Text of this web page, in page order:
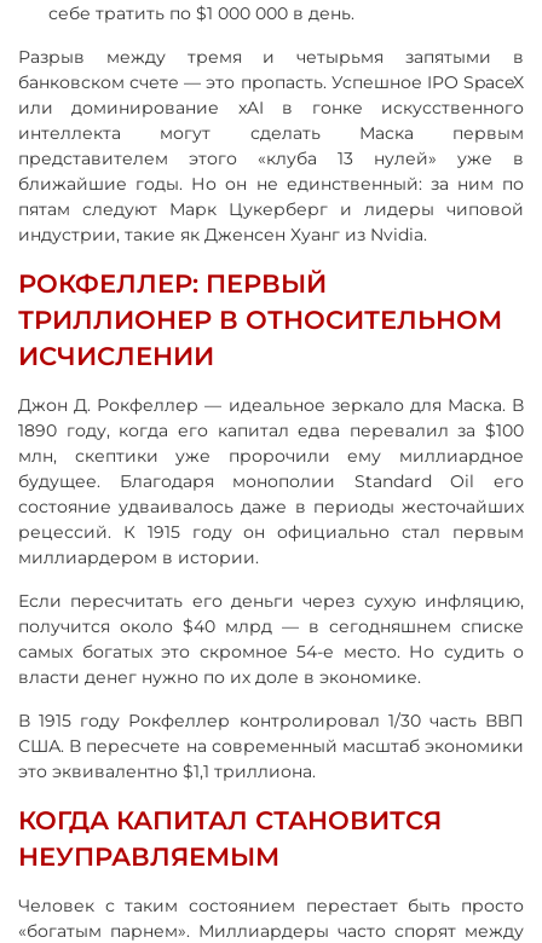
себе тратить по $1 000 000 в день.
Разрыв между тремя и четырьмя запятыми в
банковском счете — это пропасть. Успешное IPO SpaceX
или доминирование xAI в гонке искусственного
интеллекта могут сделать Маска первым
представителем этого «клуба 13 нулей» уже в
ближайшие годы. Но он не единственный: за ним по
пятам следуют Марк Цукерберг и лидеры чиповой
индустрии, такие як Дженсен Хуанг из Nvidia.
РОКФЕЛЛЕР: ПЕРВЫЙ
ТРИЛЛИОНЕР В ОТНОСИТЕЛЬНОМ
ИСЧИСЛЕНИИ
Джон Д. Рокфеллер — идеальное зеркало для Маска. В
1890 году, когда его капитал едва перевалил за $100
млн, скептики уже пророчили ему миллиардное
будущее. Благодаря монополии Standard Oil его
состояние удваивалось даже в периоды жесточайших
рецессий. К 1915 году он официально стал первым
миллиардером в истории.
Если пересчитать его деньги через сухую инфляцию,
получится около $40 млрд — в сегодняшнем списке
самых богатых это скромное 54-е место. Но судить о
власти денег нужно по их доле в экономике.
В 1915 году Рокфеллер контролировал 1/30 часть ВВП
США. В пересчете на современный масштаб экономики
это эквивалентно $1,1 триллиона.
КОГДА КАПИТАЛ СТАНОВИТСЯ
НЕУПРАВЛЯЕМЫМ
Человек с таким состоянием перестает быть просто
«богатым парнем». Миллиардеры часто спорят между